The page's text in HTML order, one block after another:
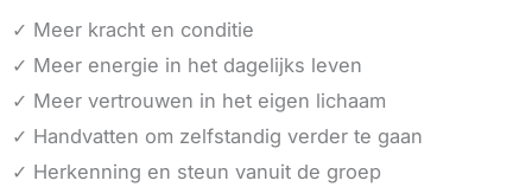
✓ Meer kracht en conditie
✓ Meer energie in het dagelijks leven
✓ Meer vertrouwen in het eigen lichaam
✓ Handvatten om zelfstandig verder te gaan
✓ Herkenning en steun vanuit de groep